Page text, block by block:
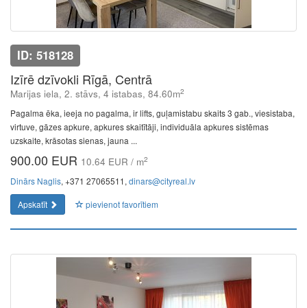
ID: 518128
Izīrē dzīvokli Rīgā, Centrā
Marijas iela, 2. stāvs, 4 istabas, 84.60m2
Pagalma ēka, ieeja no pagalma, ir lifts, guļamistabu skaits 3 gab., viesistaba,
virtuve, gāzes apkure, apkures skaitītāji, individuāla apkures sistēmas
uzskaite, krāsotas sienas, jauna ...
900.00 EUR 10.64 EUR / m2
Dinārs Naglis, +371 27065511, dinars@cityreal.lv
Apskatīt
pievienot favorītiem